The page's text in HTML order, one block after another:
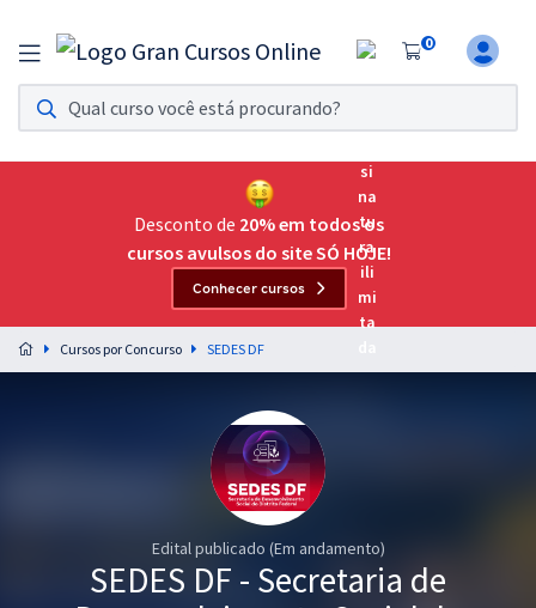
0
Assinatura Ilimitada 11
Acesso a todos os cursos. Teste grátis por 7 dias!
Assinatura OAB Até Passar
Acesso ilimitado a toda preparação para o Exame da
Preparação completa e intensiva para as principais
residências em saúde do Brasil
Desconto de 20% em todos os
cursos avulsos do site SÓ HOJE!
Conhecer cursos
Cursos por Concurso SEDES DF
Edital publicado (Em andamento)
SEDES DF - Secretaria de